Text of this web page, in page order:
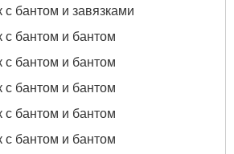
с бантом и завязками
с бантом и бантом
с бантом и бантом
с бантом и бантом
с бантом и бантом
с бантом и бантом